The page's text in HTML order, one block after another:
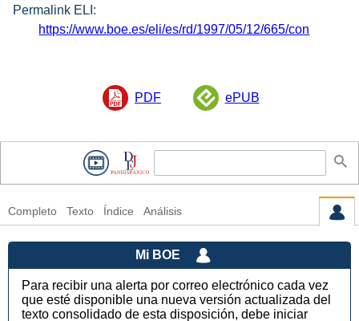
Permalink ELI:
https://www.boe.es/eli/es/rd/1997/05/12/665/con
PDF ePUB
Completo Texto Índice Análisis
Mi BOE
Para recibir una alerta por correo electrónico cada vez
que esté disponible una nueva versión actualizada del
texto consolidado de esta disposición, debe iniciar